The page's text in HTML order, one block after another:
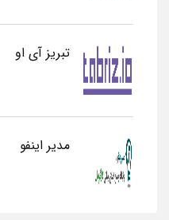
تبریز آی او
مدیر اینفو